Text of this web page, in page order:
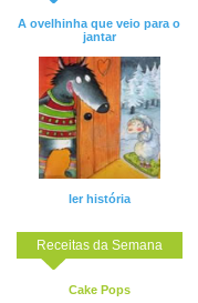
A ovelhinha que veio para o
jantar
ler história
Receitas da Semana
Cake Pops